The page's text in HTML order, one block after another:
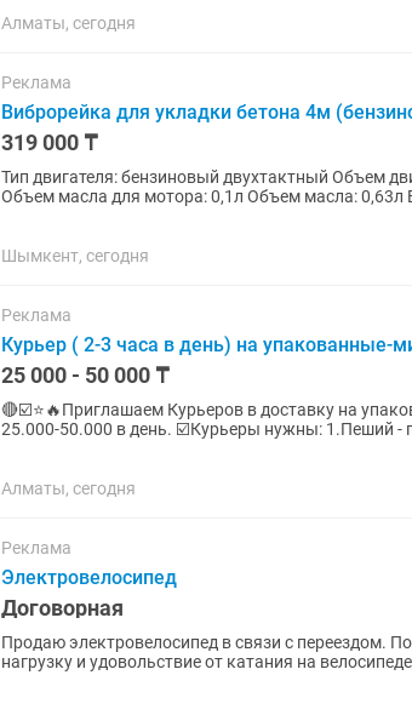
Алматы, сегодня
Реклама
Виброрейка для укладки бетона 4м
319 000 ₸
Тип двигателя: бензиновый двухтактный Объем
Объем масла для мотора: 0,1л Объем масла: 0,63л Вид охлаждения: воздушное Тип
Шымкент, сегодня
Реклама
Курьер ( 2-3 часа в день) на упакованные-
25 000 - 50 000 ₸
🔴☑️⭐️🔥Приглашаем Курьеров в доставку на упакованные-мини
25.000-50.000 в день. ☑️Курьеры нужны: 1.Пеший - пешком 2.Авто - на автомобиле 3.Вело - на
Алматы, сегодня
Реклама
Электровелосипед
Договорная
Продаю электровелосипед в связи с переездом. Подойдёт тем кто всё ещё хочет получать
нагрузку и удовольствие от катания на